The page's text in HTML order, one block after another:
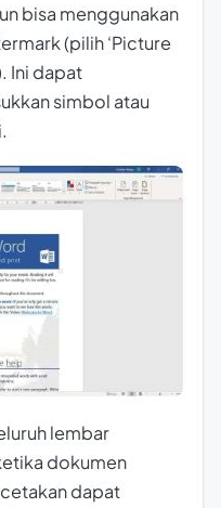
bisa menggunakan
(pilih ‘Picture
Ini dapat
simbol atau
lembar
dokumen
dapat